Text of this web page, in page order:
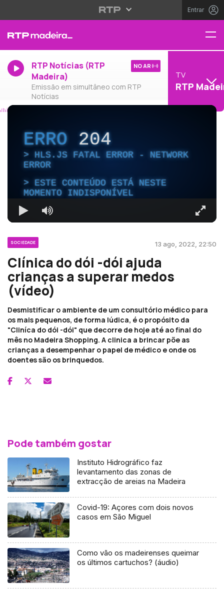
Entrar
RTP Notícias (RTP
Madeira)
Emissão em simultâneo com RTP
Notícias
NO AR
TV
RTP
ERRO204
HLS.JS FATAL ERROR - NETWORK
ERROR
ESTE CONTEÚDO ESTÁ NESTE
MOMENTO INDISPONÍVEL
SOCIEDADE 13 ago, 2022, 22:50
Clínica do dói -dói ajuda
crianças a superar medos
(vídeo)
Desmistificar o ambiente de um consultório médico para
os mais pequenos, de forma lúdica, é o propósito da
"Cliníca do dói -dói" que decorre de hoje até ao final do
mês no Madeira Shopping. A clinica a brincar põe as
crianças a desempenhar o papel de médico e onde os
doentes são os brinquedos.
Pode também gostar
Instituto Hidrográfico faz
levantamento das zonas de
extracção de areias na Madeira
Covid-19: Açores com dois novos
casos em São Miguel
Como vão os madeirenses queimar
os últimos cartuchos? (áudio)